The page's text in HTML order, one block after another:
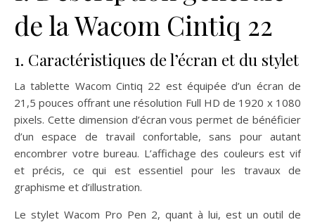
de la Wacom Cintiq 22
1. Caractéristiques de l’écran et du stylet
La tablette Wacom Cintiq 22 est équipée d’un écran de
21,5 pouces offrant une résolution Full HD de 1920 x 1080
pixels. Cette dimension d’écran vous permet de bénéficier
d’un espace de travail confortable, sans pour autant
encombrer votre bureau. L’affichage des couleurs est vif
et précis, ce qui est essentiel pour les travaux de
graphisme et d’illustration.
Le stylet Wacom Pro Pen 2, quant à lui, est un outil de